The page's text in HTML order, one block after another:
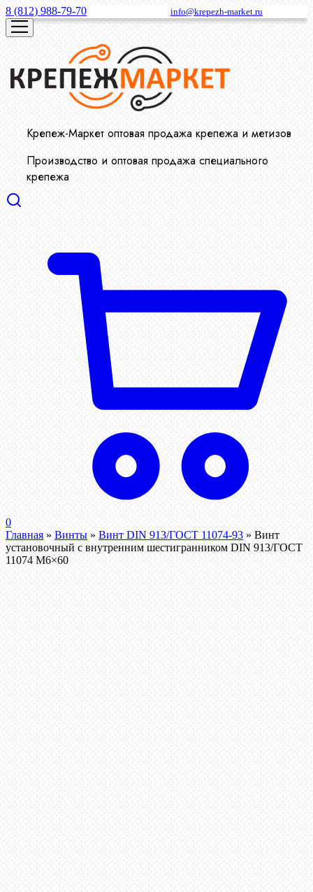
8 (812) 988-79-70 info@krepezh-market.ru
Крепеж-Маркет оптовая продажа крепежа и метизов
Производство и оптовая продажа специального
крепежа
0
Главная » Винты » Винт DIN 913/ГОСТ 11074-93 » Винт
установочный с внутренним шестигранником DIN 913/ГОСТ
11074 М6×60